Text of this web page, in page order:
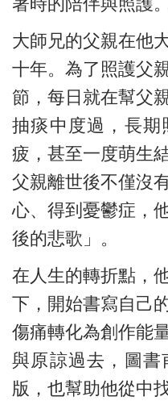
大師兄的父親在他
十年。為了照護父
節，每日就在幫父
抽痰中度過，長
疲，甚至一度萌生
父親離世後不僅沒
心、得到憂鬱症，
後的悲歌」。
在人生的轉折點，
下，開始書寫自己
傷痛轉化為創作能
與原諒過去，圖書
版，也幫助他從中